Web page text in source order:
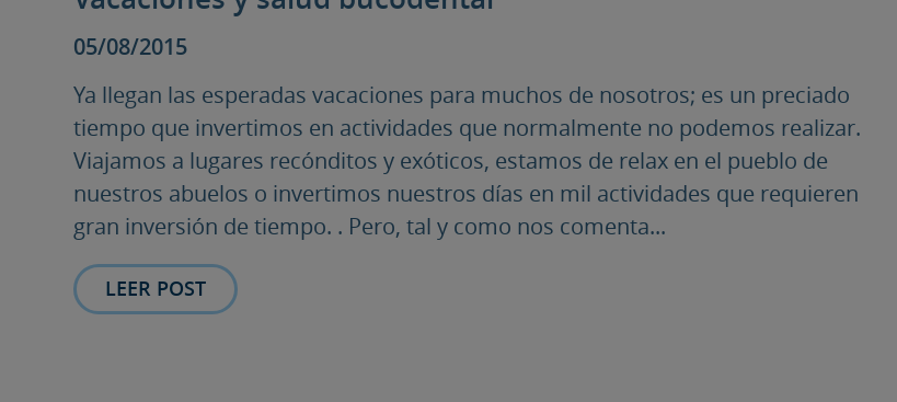
05/08/2015
Ya llegan las esperadas vacaciones para muchos de nosotros; es un preciado
tiempo que invertimos en actividades que normalmente no podemos realizar.
Viajamos a lugares recónditos y exóticos, estamos de relax en el pueblo de
nuestros abuelos o invertimos nuestros días en mil actividades que requieren
gran inversión de tiempo. . Pero, tal y como nos comenta...
LEER POST